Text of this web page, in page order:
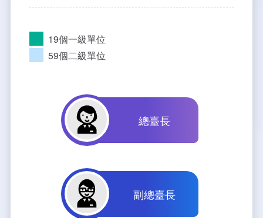
臺慶茶會照片及花絮
公務出國報告
請願之處理結果及訴願之決定
公共工程採購契約
支付或接受補助金
對外關係文書
問卷調查結果
相關連結
性別宣導及文件下載
性別平等工作小組及會議紀錄
檔案年度計畫
學習與分享
飛航服務回顧
檔案相關連結
申請閱覽政府資訊或卷宗作業規定
廉政會報專區
廉政熱線
政風電子報
行政作業專區
19個一級單位
59個二級單位
總臺長
副總臺長